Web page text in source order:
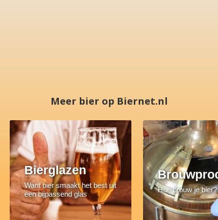
Meer bier op Biernet.nl
Bierglazen
Want bier smaakt het best uit
een bijpassend glas
Hoe brouw je bier?